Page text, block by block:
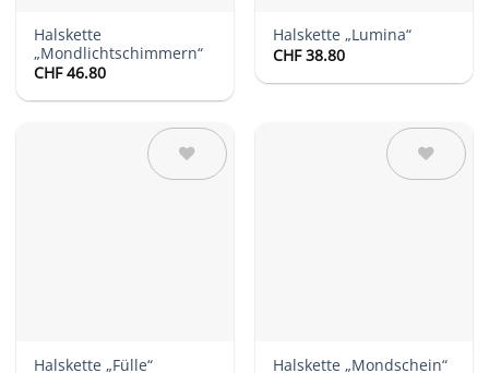
Halskette
„Mondlichtschimmern“
CHF46.80
Halskette „Lumina“
CHF38.80
Halskette „Fülle“
Halskette „Mondschein“